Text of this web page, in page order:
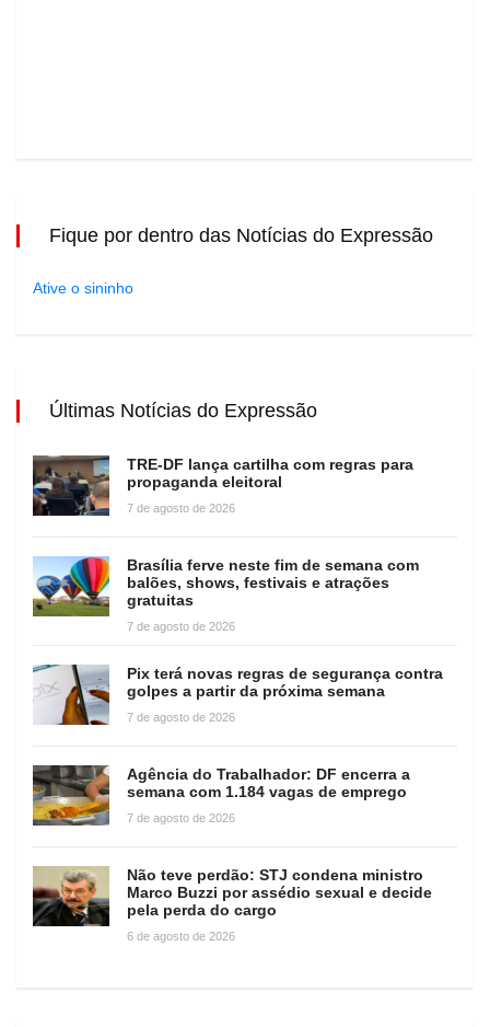
Fique por dentro das Notícias do Expressão
Ative o sininho
Últimas Notícias do Expressão
TRE-DF lança cartilha com regras para
propaganda eleitoral
7 de agosto de 2026
Brasília ferve neste fim de semana com
balões, shows, festivais e atrações
gratuitas
7 de agosto de 2026
Pix terá novas regras de segurança contra
golpes a partir da próxima semana
7 de agosto de 2026
Agência do Trabalhador: DF encerra a
semana com 1.184 vagas de emprego
7 de agosto de 2026
Não teve perdão: STJ condena ministro
Marco Buzzi por assédio sexual e decide
pela perda do cargo
6 de agosto de 2026